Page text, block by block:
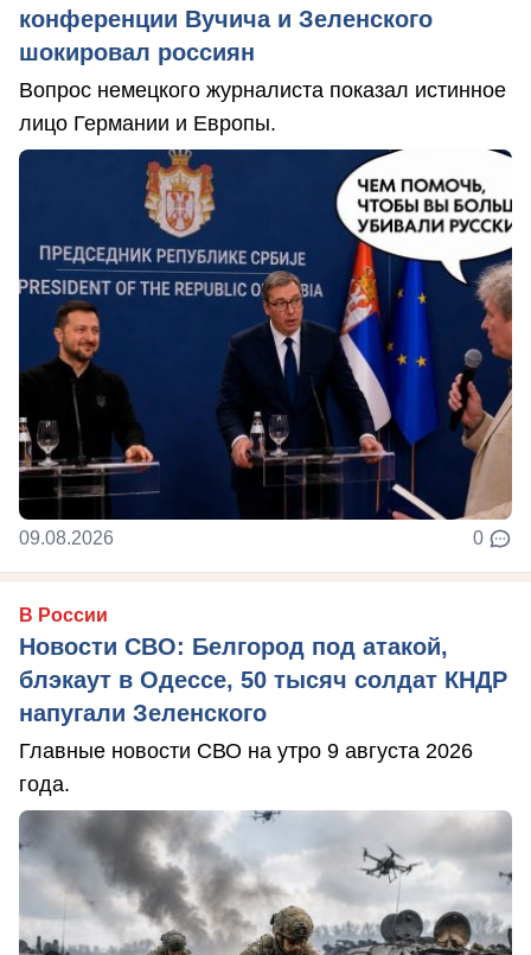
конференции Вучича и Зеленского
шокировал россиян
Вопрос немецкого журналиста показал истинное
лицо Германии и Европы.
09.08.2026 0
В России
Новости СВО: Белгород под атакой,
блэкаут в Одессе, 50 тысяч солдат КНДР
напугали Зеленского
Главные новости СВО на утро 9 августа 2026
года.